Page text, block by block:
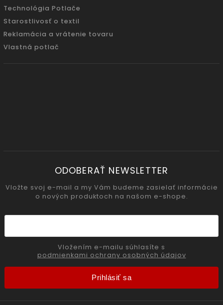
Technológia Potlače
Starostlivosť o textil
Reklamácia a vrátenie tovaru
Vlastná potlač
ODOBERAŤ NEWSLETTER
Vložte svoj e-mail a my Vám budeme zasielať informácie
o nových produktoch na našom e-shope.
podmienkami ochrany osobných údajov
Prihlásiť sa